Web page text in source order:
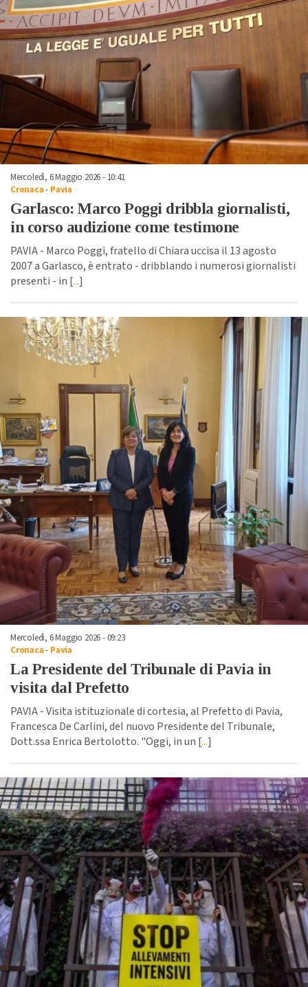
Mercoledì, 6 Maggio 2026 - 10:41
Cronaca- Pavia
Garlasco: Marco Poggi dribbla giornalisti,
in corso audizione come testimone
PAVIA - Marco Poggi, fratello di Chiara uccisa il 13 agosto
2007 a Garlasco, è entrato - dribblando i numerosi giornalisti
presenti - in [...]
Mercoledì, 6 Maggio 2026 - 09:23
Cronaca- Pavia
La Presidente del Tribunale di Pavia in
visita dal Prefetto
PAVIA - Visita istituzionale di cortesia, al Prefetto di Pavia,
Francesca De Carlini, del nuovo Presidente del Tribunale,
Dott.ssa Enrica Bertolotto. "Oggi, in un [...]